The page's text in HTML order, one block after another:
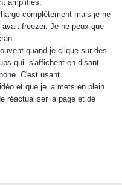
amplifiés:
complètement mais je ne
freezer. Je ne peux que
quand je clique sur des
qui s'affichent en disant
C'est usant.
et que je la mets en plein
réactualiser la page et de